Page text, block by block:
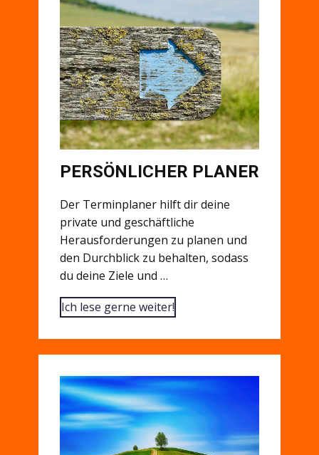
PERSÖNLICHER PLANER
Der Terminplaner hilft dir deine
private und geschäftliche
Herausforderungen zu planen und
den Durchblick zu behalten, sodass
du deine Ziele und …
Ich lese gerne weiter!